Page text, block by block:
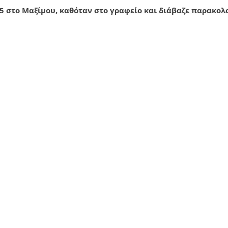
Μαξίμου, καθόταν στο γραφείο και διάβαζε